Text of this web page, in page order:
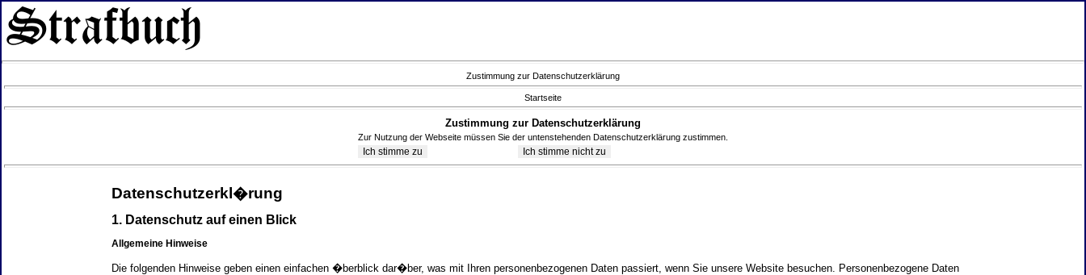
Zustimmung zur Datenschutzerklärung
Startseite
Zustimmung zur Datenschutzerklärung
Zur Nutzung der Webseite müssen Sie der untenstehenden Datenschutzerklärung zustimmen.
Datenschutzerkl�rung
1. Datenschutz auf einen Blick
Allgemeine Hinweise
Die folgenden Hinweise geben einen einfachen �berblick dar�ber, was mit Ihren personenbezogenen Daten passiert, wenn Sie unsere Website besuchen. Personenbezogene Daten